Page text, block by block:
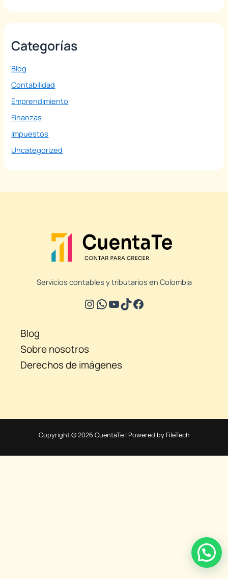
Categorías
Blog
Contabilidad
Emprendimiento
Finanzas
Impuestos
Uncategorized
Servicios contables y tributarios en Colombia
Blog
Sobre nosotros
Derechos de imágenes
Copyright © 2026 CuentaTe | Powered by FileTech